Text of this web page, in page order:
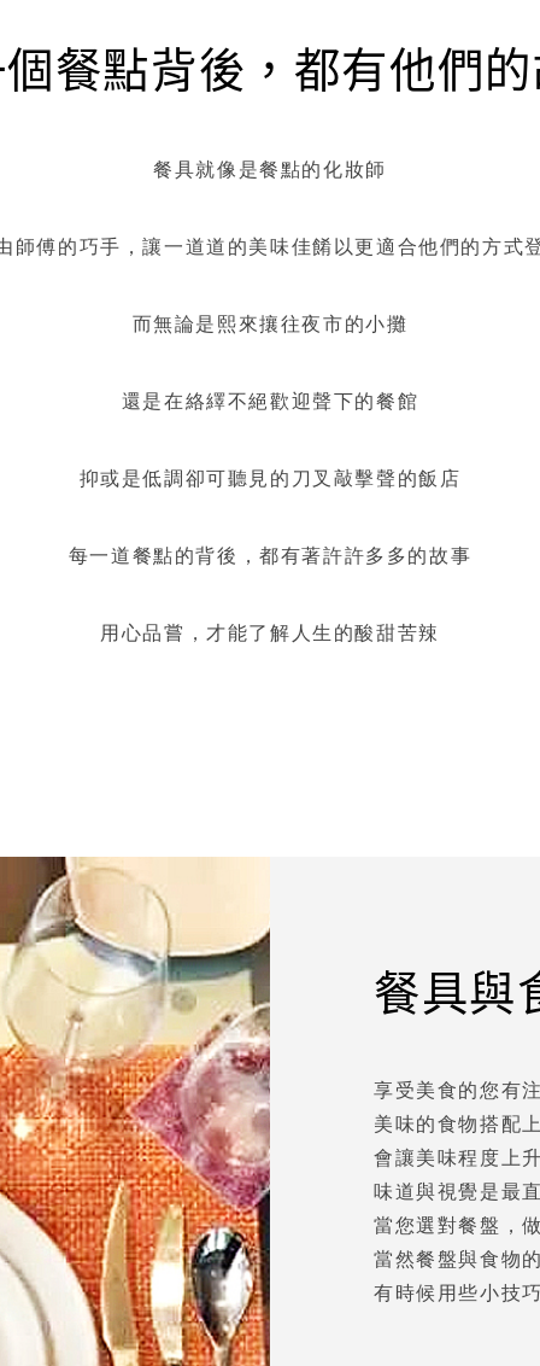
餐點背後，都有他們
餐具就像是餐點的化妝師
師傅的巧手，讓一道道的美味佳餚以更適合他們的方式
而無論是熙來攘往夜市的小攤
還是在絡繹不絕歡迎聲下的餐館
抑或是低調卻可聽見的刀叉敲擊聲的飯店
每一道餐點的背後，都有著許許多多的故事
用心品嘗，才能了解人生的酸甜苦辣
餐具與
享受美食的您有
美味的食物搭配
會讓美味程度上升
味道與視覺是最
當您選對餐盤，
當然餐盤與食物
有時候用些小技